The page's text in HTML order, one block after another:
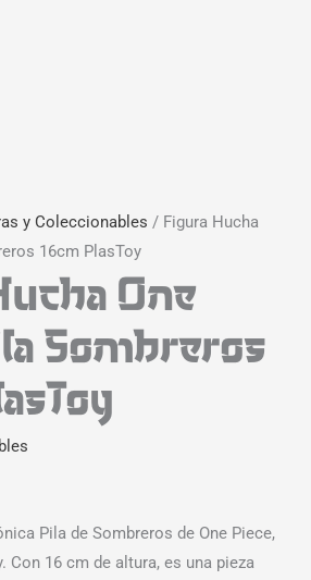
y Coleccionables / Figura Hucha
16cm PlasToy
One
Sombreros
Pila de Sombreros de One Piece,
Con 16 cm de altura, es una pieza